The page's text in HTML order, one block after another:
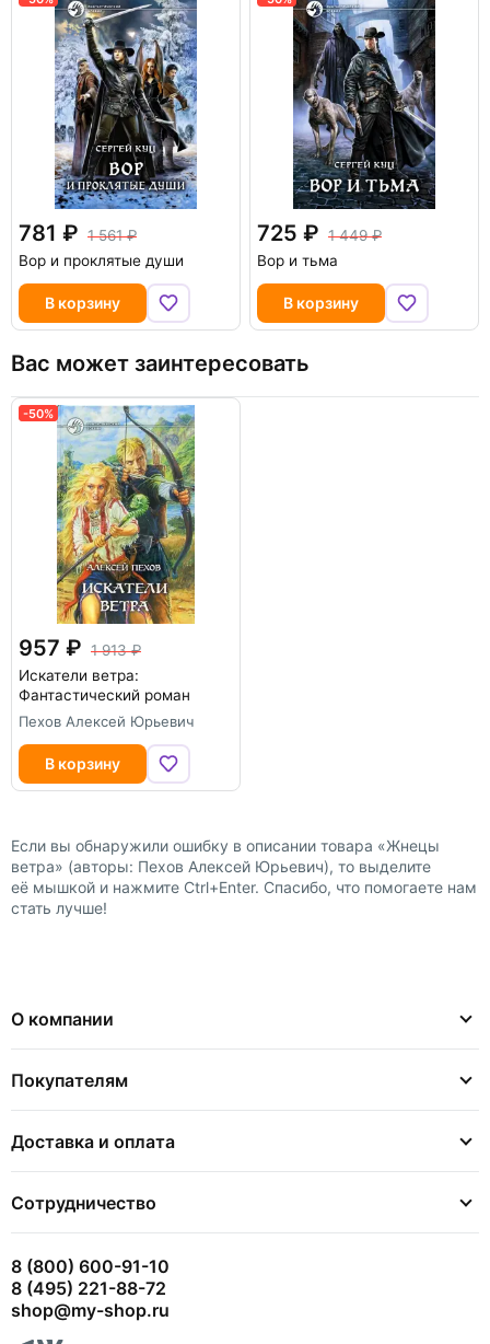
781
1 561
Вор и проклятые души
В корзину
725
1 449
Вор и тьма
В корзину
Вас может заинтересовать
-50%
-50%
957
1 913
Искатели ветра:
Фантастический роман
Пехов Алексей Юрьевич
В корзину
Если вы обнаружили ошибку в описании товара «Жнецы
ветра» (авторы: Пехов Алексей Юрьевич), то выделите
её мышкой и нажмите Ctrl+Enter. Спасибо, что помогаете нам
стать лучше!
О компании
Покупателям
Доставка и оплата
Сотрудничество
8 (800) 600-91-10
8 (495) 221-88-72
shop@my-shop.ru